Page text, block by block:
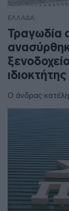
ΕΛΛΑΔΑ
Τραγωδία
Ο άνδρας